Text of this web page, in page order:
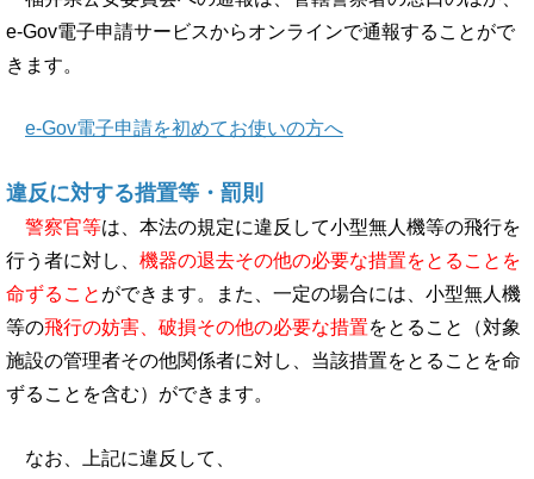
e-Gov電子申請サービスからオンラインで通報することがで
きます。
e-Gov電子申請を初めてお使いの方へ
違反に対する措置等・ 罰則
警察官等は、本法の規定に違反して小型無人機等の飛行を
行う者に対し、 機器の退去その他の必要な措置をとることを
命ずること ができます。また、一定の場合には、小型無人機
等の飛行の妨害、破損その他の必要な措置をとること（対象
施設の管理者その他関係者に対し、当該措置をとることを命
ずることを含む）ができます。
なお、上記に違反して、